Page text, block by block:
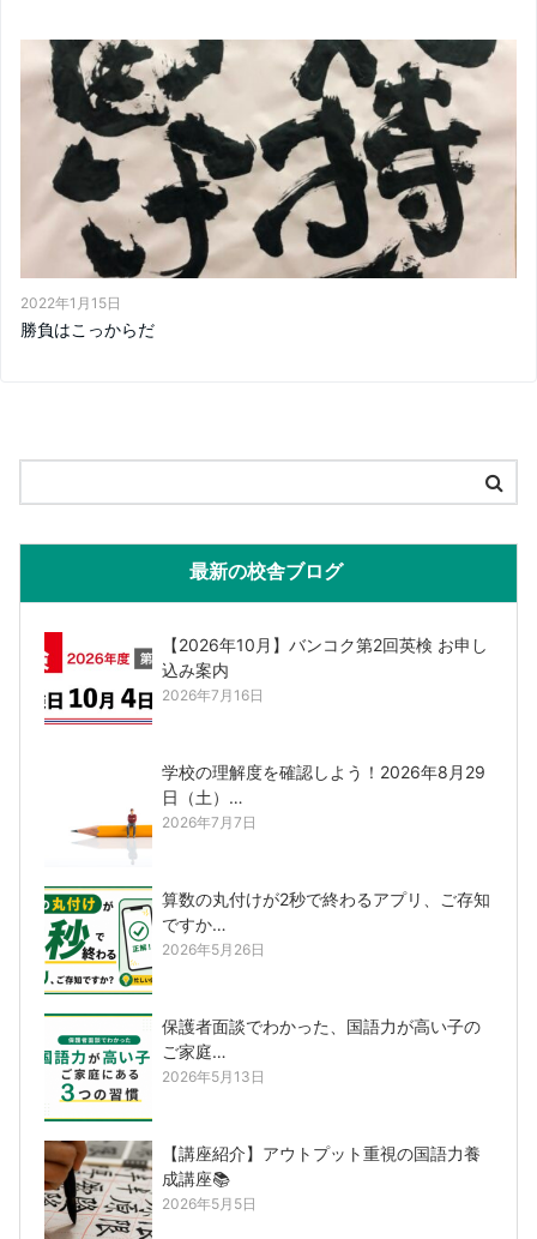
2022年1月15日
勝負はこっからだ
最新の校舎ブログ
【2026年10月】バンコク第2回英検 お申し
込み案内
2026年7月16日
学校の理解度を確認しよう！2026年8月29
日（土）…
2026年7月7日
算数の丸付けが2秒で終わるアプリ、ご存知
ですか…
2026年5月26日
保護者面談でわかった、国語力が高い子の
ご家庭…
2026年5月13日
【講座紹介】アウトプット重視の国語力養
成講座📚
2026年5月5日